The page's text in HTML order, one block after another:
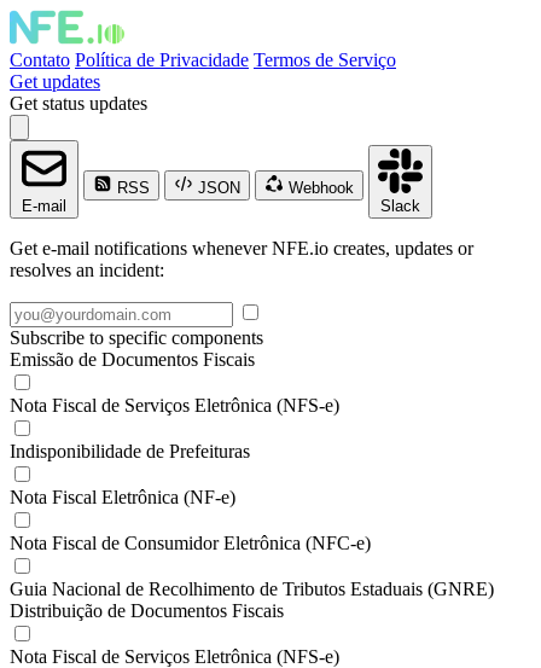
Contato Política de Privacidade Termos de Serviço
Get updates
Get status updates
E-mail
RSS JSON
Webhook
Slack
Get e-mail notifications whenever NFE.io creates, updates or
resolves an incident:
Subscribe to specific components
Emissão de Documentos Fiscais
Nota Fiscal de Serviços Eletrônica (NFS-e)
Indisponibilidade de Prefeituras
Nota Fiscal Eletrônica (NF-e)
Nota Fiscal de Consumidor Eletrônica (NFC-e)
Guia Nacional de Recolhimento de Tributos Estaduais (GNRE)
Distribuição de Documentos Fiscais
Nota Fiscal de Serviços Eletrônica (NFS-e)